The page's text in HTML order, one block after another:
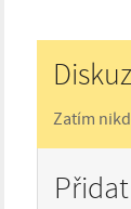
Zatím